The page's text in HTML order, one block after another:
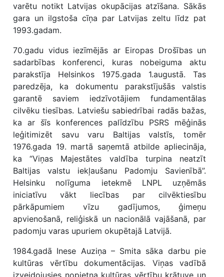
varētu notikt Latvijas okupācijas atzīšana. Sākās
gara un ilgstoša cīņa par Latvijas zeltu līdz pat
1993.gadam.
70.gadu vidus iezīmējās ar Eiropas Drošības un
sadarbības konferenci, kuras nobeiguma aktu
parakstīja Helsinkos 1975.gada 1.augustā. Tas
paredzēja, ka dokumentu parakstījušās valstis
garantē saviem iedzīvotājiem fundamentālas
cilvēku tiesības. Latviešu sabiedrībai radās bažas,
ka ar šīs konferences palīdzību PSRS mēģinās
leģitimizēt savu varu Baltijas valstīs, tomēr
1976.gada 19. martā saņemtā atbilde apliecināja,
ka “Viņas Majestātes valdība turpina neatzīt
Baltijas valstu iekļaušanu Padomju Savienībā”.
Helsinku nolīguma ietekmē LNPL uzņēmās
iniciatīvu vākt liecības par cilvēktiesību
pārkāpumiem vīzu gadījumos, ģimeņu
apvienošanā, reliģiskā un nacionālā vajāšanā, par
padomju varas upuriem okupētajā Latvijā.
1984.gadā Inese Auziņa – Smita sāka darbu pie
kultūras vērtību dokumentācijas. Viņas vadībā
izveidojusies nopietna kultūras vērtību krātuve un